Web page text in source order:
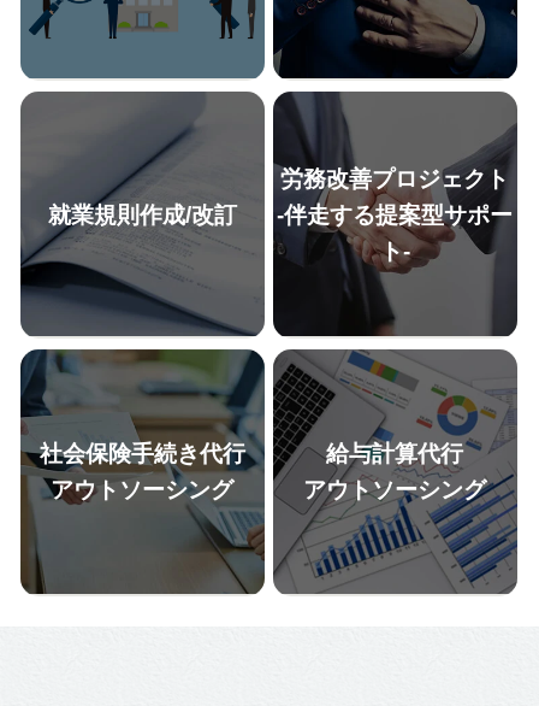
「経営リスク削減のためにも、
定着率向上のためにも労務リス
クを削減したいが、何から手を
つければいいかわからない」、
「働き方改革関連法、その他労
働法の改正に対応できているか
不安」という経営者・人事労務
担当者の方はまずは「労務監
査」で現状を可視化することを
推奨いたします。
迅速なレスポンスで、人事労務
の課題解決と人事部長がすぐと
なりにいるような安心感を提供
いたします。基本的な相談か
ら、目の前で起きている権利の
主張、トラブルの火消しの初動
対応のための相談等にご対応い
たします。その他、経営者や人
事労務担当者が知っておくべき
法改正の情報をタイムリーにお
伝えいたします。
就業規則作成/改訂
就業規則の雛形はインターネッ
トで手に入る時代です。そのよ
うな時代だからこそ、専門家が
労務改善プロジェクト
-伴走する提案型サポー
ト-
労務監査の結果に基づき、貴社
の人事労務の課題の優先順位を
付け、毎月、伴走しながら改善
社会保険手続き代行
アウトソーシング
給与計算代行
アウトソーシング